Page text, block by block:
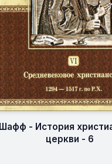
Шафф - История
церкви - 6